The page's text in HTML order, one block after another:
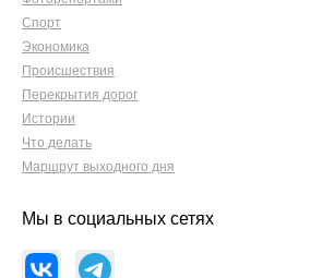
Спорт
Экономика
Происшествия
Перекрытия дорог
Истории
Что делать
Маршрут выходного дня
Мы в социальных сетях